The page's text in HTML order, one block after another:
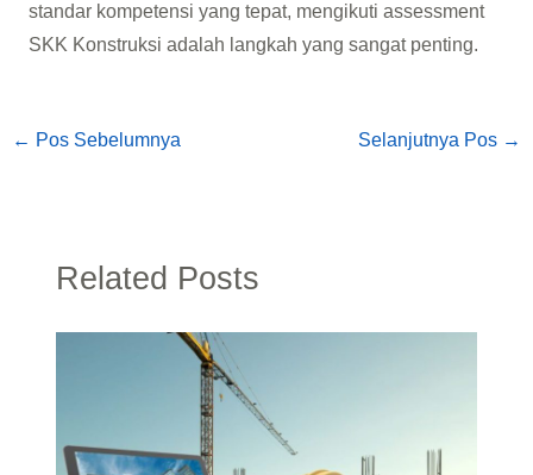
standar kompetensi yang tepat, mengikuti assessment
SKK Konstruksi adalah langkah yang sangat penting.
← Pos Sebelumnya Selanjutnya Pos →
Related Posts